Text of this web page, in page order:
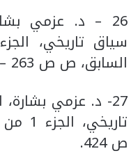
26 – د. عزمي
السابق، ص ص 263 – 264.
27- د. عزمي
ص 424.